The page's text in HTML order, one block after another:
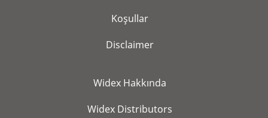
Koşullar
Disclaimer
Widex Hakkında
Widex Distributors